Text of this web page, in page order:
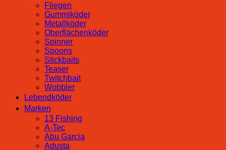
Fliegen
Gummiköder
Metallköder
Oberflächenköder
Spinner
Spoons
Stickbaits
Teaser
Twitchbait
Wobbler
Lebendköder
Marken
13 Fishing
A-Tec
Abu Garcia
Adusta